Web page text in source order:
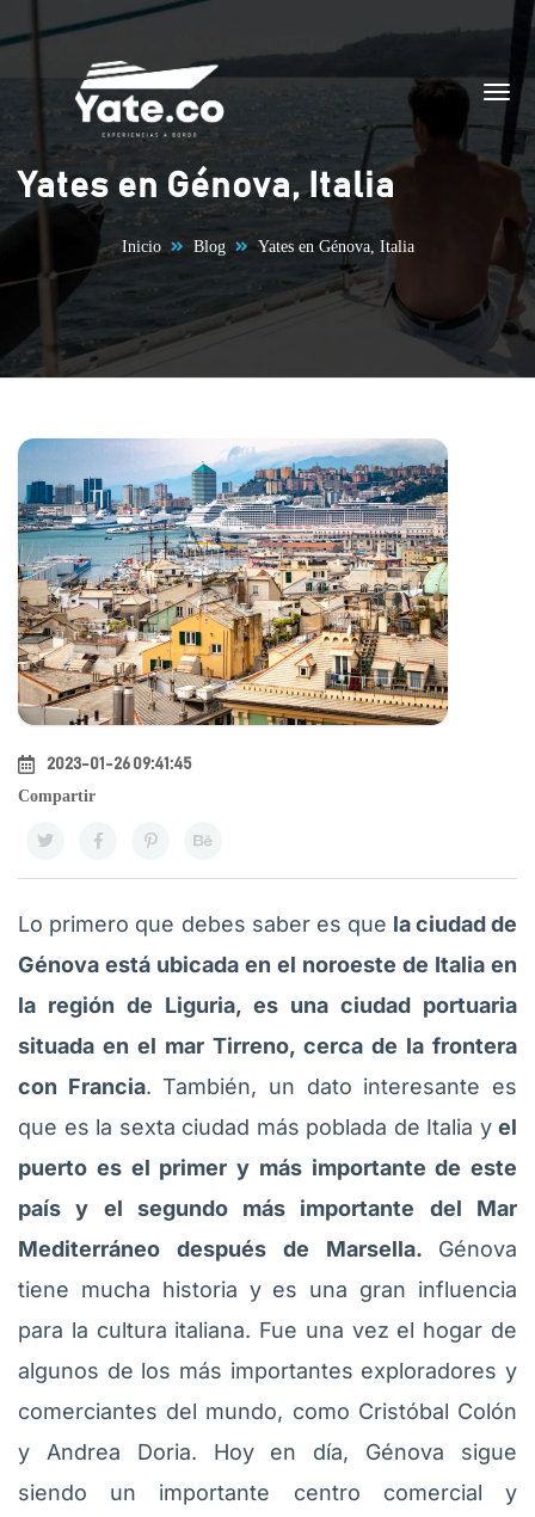
Saltar al contenido
Yates en Génova, Italia
Inicio Blog Yates en Génova, Italia
2023-01-26 09:41:45
Compartir
Lo primero que debes saber es que la ciudad de
Génova está ubicada en el noroeste de Italia en
la región de Liguria, es una ciudad portuaria
situada en el mar Tirreno, cerca de la frontera
con Francia. También, un dato interesante es
que es la sexta ciudad más poblada de Italia y el
puerto es el primer y más importante de este
país y el segundo más importante del Mar
Mediterráneo después de Marsella. Génova
tiene mucha historia y es una gran influencia
para la cultura italiana. Fue una vez el hogar de
algunos de los más importantes exploradores y
comerciantes del mundo, como Cristóbal Colón
y Andrea Doria. Hoy en día, Génova sigue
siendo un importante centro comercial y